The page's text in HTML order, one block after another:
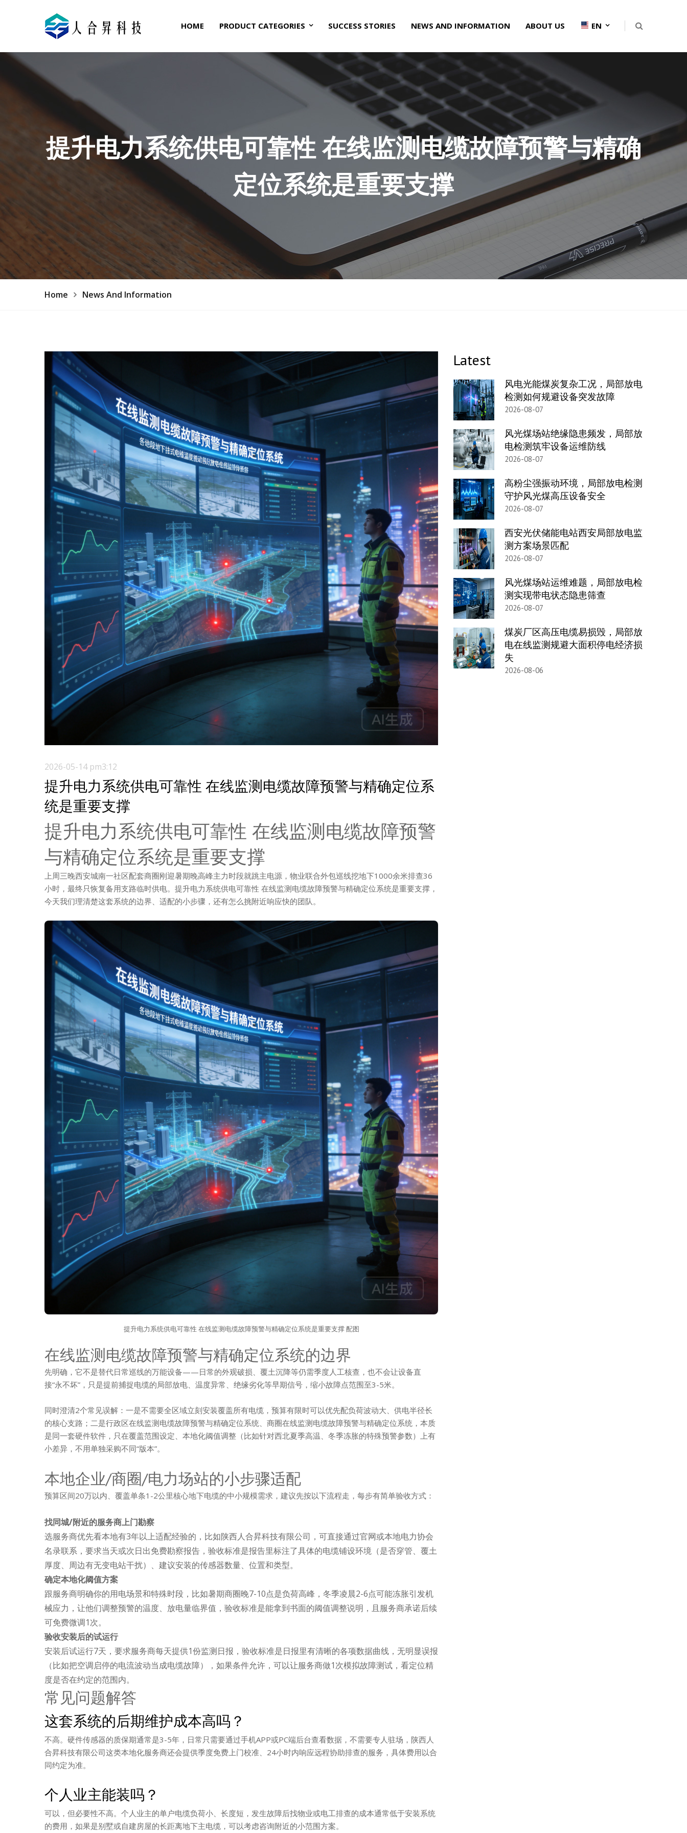
HOME PRODUCT CATEGORIES SUCCESS STORIES NEWS AND INFORMATION ABOUT US EN
提升电力系统供电可靠性 在线监测电缆故障预警与精确
定位系统是重要支撑
Home News And Information
2026-05-14 pm3:12
提升电力系统供电可靠性 在线监测电缆故障预警与精确定位系
统是重要支撑
提升电力系统供电可靠性 在线监测电缆故障预警
与精确定位系统是重要支撑
上周三晚西安城南一社区配套商圈刚迎暑期晚高峰主力时段就跳主电源，物业联合外包巡线挖地下1000余米排查36
小时，最终只恢复备用支路临时供电。提升电力系统供电可靠性 在线监测电缆故障预警与精确定位系统是重要支撑，
今天我们理清楚这套系统的边界、适配的小步骤，还有怎么挑附近响应快的团队。
提升电力系统供电可靠性 在线监测电缆故障预警与精确定位系统是重要支撑 配图
在线监测电缆故障预警与精确定位系统的边界
先明确，它不是替代日常巡线的万能设备——日常的外观破损、覆土沉降等仍需季度人工核查，也不会让设备直
接“永不坏”，只是提前捕捉电缆的局部放电、温度异常、绝缘劣化等早期信号，缩小故障点范围至3-5米。
同时澄清2个常见误解：一是不需要全区域立刻安装覆盖所有电缆，预算有限时可以优先配负荷波动大、供电半径长
的核心支路；二是行政区在线监测电缆故障预警与精确定位系统、商圈在线监测电缆故障预警与精确定位系统，本质
是同一套硬件软件，只在覆盖范围设定、本地化阈值调整（比如针对西北夏季高温、冬季冻胀的特殊预警参数）上有
小差异，不用单独采购不同“版本”。
本地企业/商圈/电力场站的小步骤适配
预算区间20万以内、覆盖单条1-2公里核心地下电缆的中小规模需求，建议先按以下流程走，每步有简单验收方式：
找同城/附近的服务商上门勘察
选服务商优先看本地有3年以上适配经验的，比如陕西人合昇科技有限公司，可直接通过官网或本地电力协会
名录联系，要求当天或次日出免费勘察报告，验收标准是报告里标注了具体的电缆铺设环境（是否穿管、覆土
厚度、周边有无变电站干扰）、建议安装的传感器数量、位置和类型。
确定本地化阈值方案
跟服务商明确你的用电场景和特殊时段，比如暑期商圈晚7-10点是负荷高峰，冬季凌晨2-6点可能冻胀引发机
械应力，让他们调整预警的温度、放电量临界值，验收标准是能拿到书面的阈值调整说明，且服务商承诺后续
可免费微调1次。
验收安装后的试运行
安装后试运行7天，要求服务商每天提供1份监测日报，验收标准是日报里有清晰的各项数据曲线，无明显误报
（比如把空调启停的电流波动当成电缆故障），如果条件允许，可以让服务商做1次模拟故障测试，看定位精
度是否在约定的范围内。
常见问题解答
这套系统的后期维护成本高吗？
不高。硬件传感器的质保期通常是3-5年，日常只需要通过手机APP或PC端后台查看数据，不需要专人驻场，陕西人
合昇科技有限公司这类本地化服务商还会提供季度免费上门校准、24小时内响应远程协助排查的服务，具体费用以合
同约定为准。
个人业主能装吗？
可以，但必要性不高。个人业主的单户电缆负荷小、长度短，发生故障后找物业或电工排查的成本通常低于安装系统
的费用，如果是别墅或自建房屋的长距离地下主电缆，可以考虑咨询附近的小范围方案。
Latest
风电光能煤炭复杂工况，局部放电
检测如何规避设备突发故障
2026-08-07
风光煤场站绝缘隐患频发，局部放
电检测筑牢设备运维防线
2026-08-07
高粉尘强振动环境，局部放电检测
守护风光煤高压设备安全
2026-08-07
西安光伏储能电站西安局部放电监
测方案场景匹配
2026-08-07
风光煤场站运维难题，局部放电检
测实现带电状态隐患筛查
2026-08-07
煤炭厂区高压电缆易损毁，局部放
电在线监测规避大面积停电经济损
失
2026-08-06